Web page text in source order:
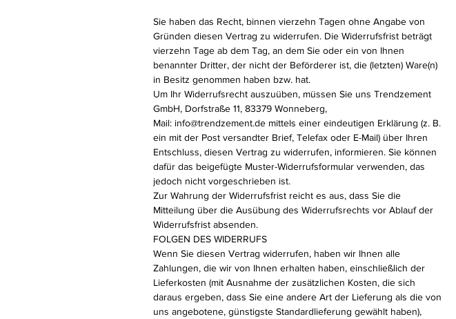
Sie haben das Recht, binnen vierzehn Tagen ohne Angabe von
Gründen diesen Vertrag zu widerrufen. Die Widerrufsfrist beträgt
vierzehn Tage ab dem Tag, an dem Sie oder ein von Ihnen
benannter Dritter, der nicht der Beförderer ist, die (letzten) Ware(n)
in Besitz genommen haben bzw. hat.
Um Ihr Widerrufsrecht auszuüben, müssen Sie uns Trendzement
GmbH, Dorfstraße 11, 83379 Wonneberg,
Mail: info@trendzement.de mittels einer eindeutigen Erklärung (z. B.
ein mit der Post versandter Brief, Telefax oder E-Mail) über Ihren
Entschluss, diesen Vertrag zu widerrufen, informieren. Sie können
dafür das beigefügte Muster-Widerrufsformular verwenden, das
jedoch nicht vorgeschrieben ist.
Zur Wahrung der Widerrufsfrist reicht es aus, dass Sie die
Mitteilung über die Ausübung des Widerrufsrechts vor Ablauf der
Widerrufsfrist absenden.
FOLGEN DES WIDERRUFS
Wenn Sie diesen Vertrag widerrufen, haben wir Ihnen alle
Zahlungen, die wir von Ihnen erhalten haben, einschließlich der
Lieferkosten (mit Ausnahme der zusätzlichen Kosten, die sich
daraus ergeben, dass Sie eine andere Art der Lieferung als die von
uns angebotene, günstigste Standardlieferung gewählt haben),